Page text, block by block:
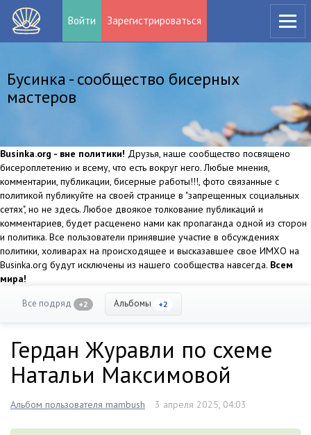
Войти Зарегистрироваться
Бусинка - сообщество бисерных
мастеров
Businka.org - вне политики! Друзья, наше сообщество посвящено
бисероплетению и всему, что есть вокруг него. Любые мнения,
комментарии, публикации, бисерные работы!!!, фото связанные с
политикой публикуйте на своей странице в "запрещенных социальных
сетях", но не здесь. Любое двоякое толкование публикаций и
комментариев, будет расценено нами как пропаганда одной из сторон
и политика. Все пользователи принявшие участие в обсуждениях
политики, холиварах на происходящее и высказавшее свое ИМХО на
Businka.org будут исключены из нашего сообщества навсегда. Всем
мира!
Все подряд +2 Альбомы +2
Гердан Журавли по схеме
Натальи Максимовой
Альбом пользователя mambush 3 апреля 2025, 04:03